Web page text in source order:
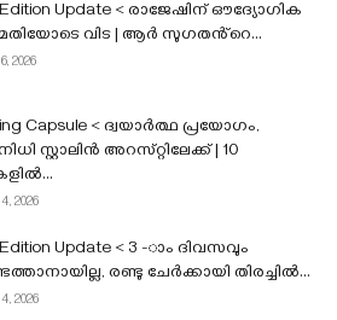
Edition Update < രാജേഷിന് ഔദ്യോഗിക
വിട | ആർ സുഗതൻ്റെ...
2026
Capsule < ദ്വയാർത്ഥ പ്രയോഗം,
സ്റ്റാലിൻ അറസ്‌റ്റിലേക്ക് | 10
2026
Update < 3 -ാം ദിവസവും
രണ്ടു ചേർക്കായി തിരച്ചിൽ...
2026